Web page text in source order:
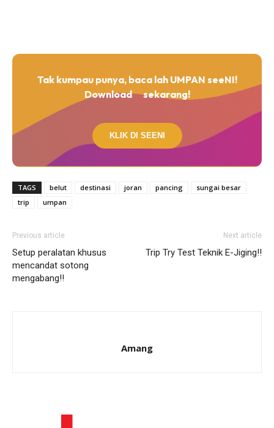
Tak kumpau punya, baca lah UMPAN seeNI!
Download
sekarang!
KLIK DI SEENI
TAGS belut destinasi joran pancing
sungai besar
trip
umpan
Previous article
Setup peralatan khusus
mencandat sotong
mengabang!!
Next article
Trip Try Test Teknik E-Jiging!!
Amang